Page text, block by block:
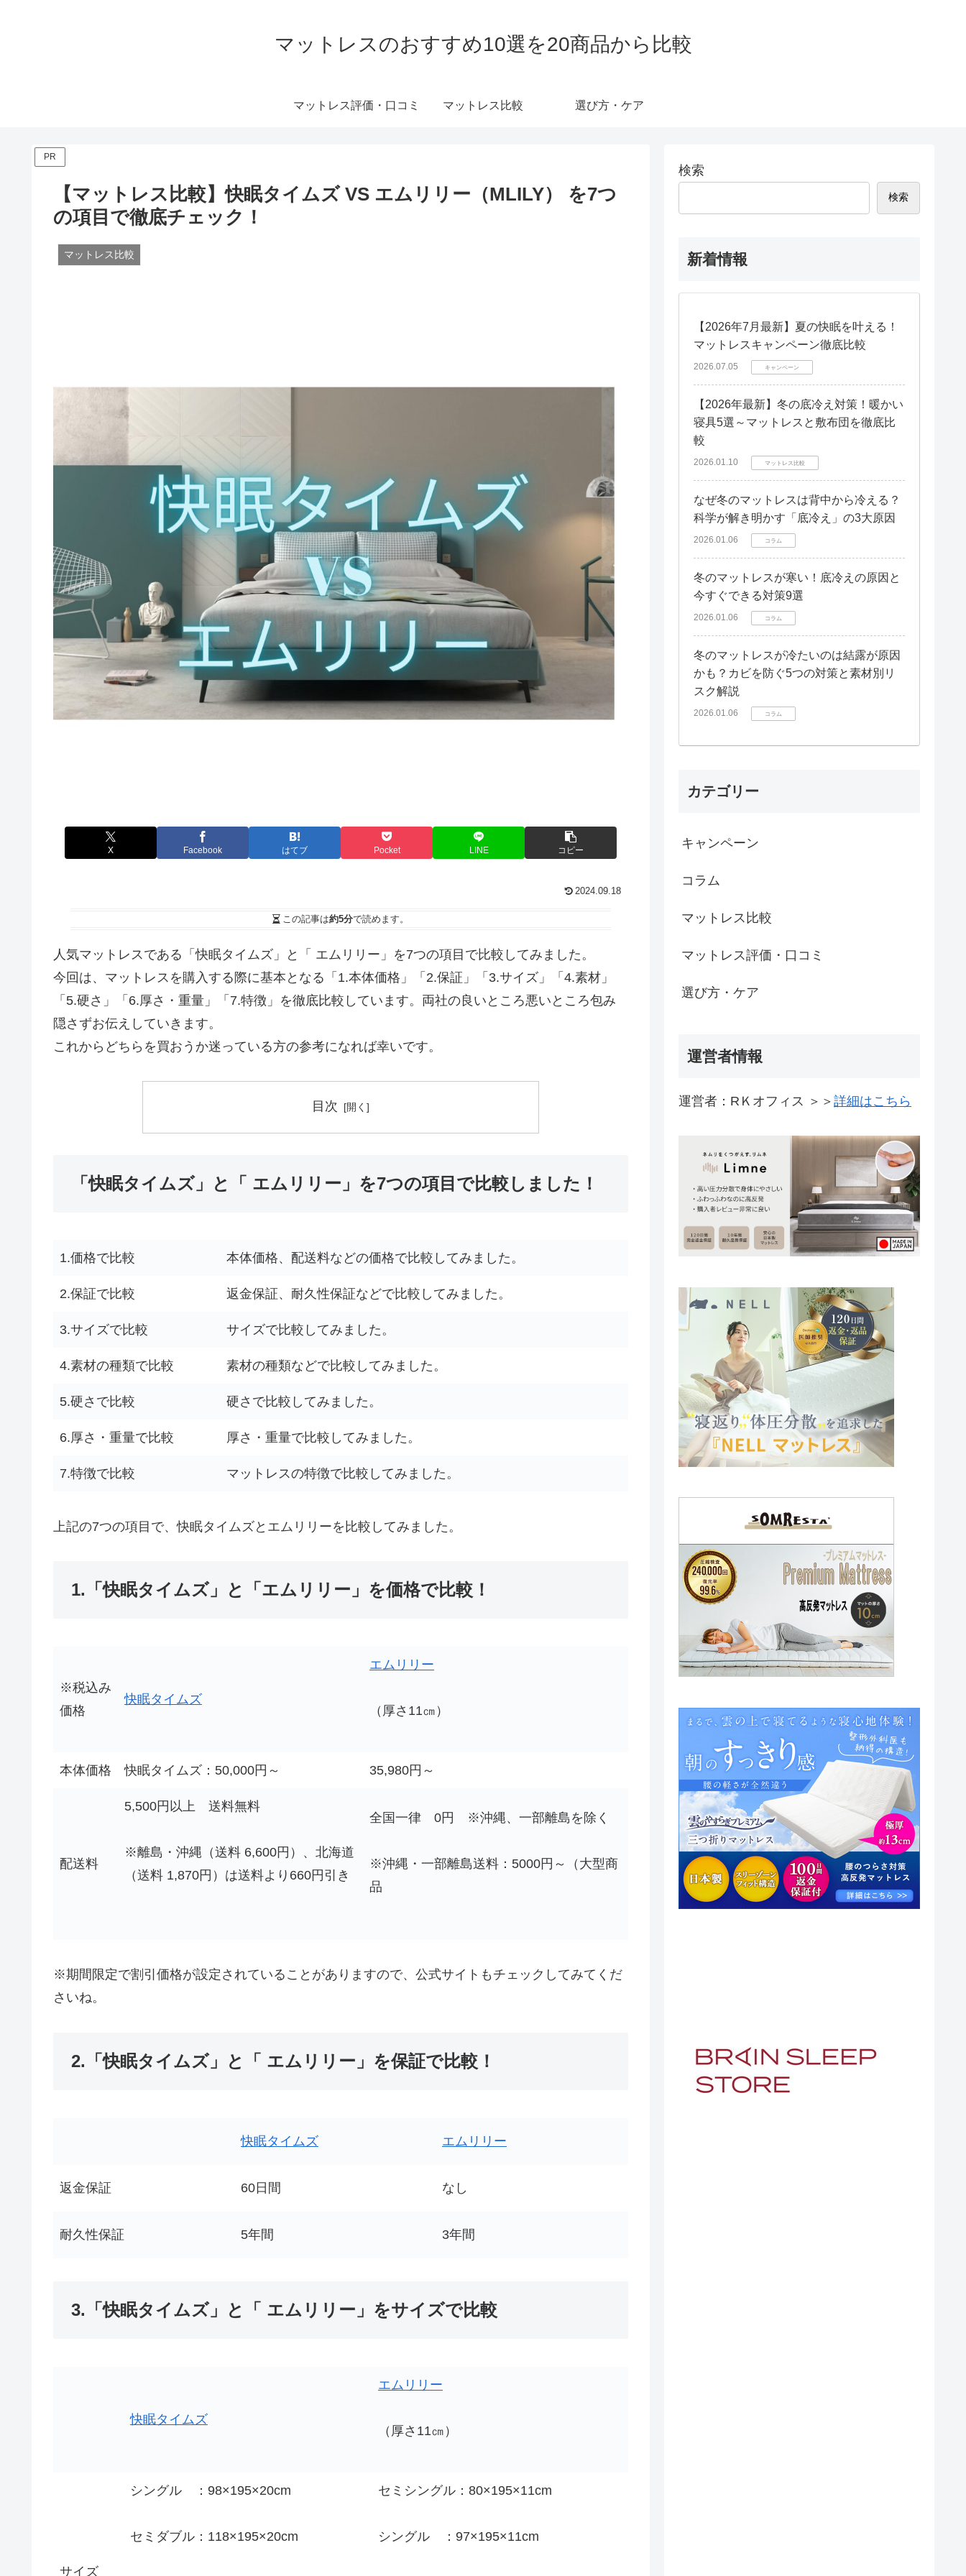
マットレスのおすすめ10選を20商品から比較
マットレス評価・口コミ マットレス比較 選び方・ケア
PR
【マットレス比較】快眠タイムズ VS エムリリー（MLILY） を7つ
の項目で徹底チェック！
マットレス比較
X Facebook はてブ Pocket LINE コピー
2024.09.18
この記事は約5分で読めます。
人気マットレスである「快眠タイムズ」と「 エムリリー」を7つの項目で比較してみました。
今回は、マットレスを購入する際に基本となる「1.本体価格」「2.保証」「3.サイズ」「4.素材」
「5.硬さ」「6.厚さ・重量」「7.特徴」を徹底比較しています。両社の良いところ悪いところ包み
隠さずお伝えしていきます。
これからどちらを買おうか迷っている方の参考になれば幸いです。
目次
「快眠タイムズ」と「 エムリリー」を7つの項目で比較しました！
1.価格で比較 本体価格、配送料などの価格で比較してみました。
2.保証で比較 返金保証、耐久性保証などで比較してみました。
3.サイズで比較 サイズで比較してみました。
4.素材の種類で比較 素材の種類などで比較してみました。
5.硬さで比較 硬さで比較してみました。
6.厚さ・重量で比較 厚さ・重量で比較してみました。
7.特徴で比較 マットレスの特徴で比較してみました。
上記の7つの項目で、快眠タイムズとエムリリーを比較してみました。
1.「快眠タイムズ」と「エムリリー」を価格で比較！
※税込み
価格
快眠タイムズ
エムリリー
（厚さ11㎝）
本体価格 快眠タイムズ：50,000円～ 35,980円～
配送料
5,500円以上 送料無料
※離島・沖縄（送料 6,600円）、北海道
（送料 1,870円）は送料より660円引き
全国一律 0円 ※沖縄、一部離島を除く
※沖縄・一部離島送料：5000円～（大型商
品
※期間限定で割引価格が設定されていることがありますので、公式サイトもチェックしてみてくだ
さいね。
2.「快眠タイムズ」と「 エムリリー」を保証で比較！
快眠タイムズ エムリリー
返金保証 60日間 なし
耐久性保証 5年間 3年間
3.「快眠タイムズ」と「 エムリリー」をサイズで比較
快眠タイムズ
エムリリー
（厚さ11㎝）
サイズ
シングル ：98×195×20cm
セミダブル：118×195×20cm
セミシングル：80×195×11cm
シングル ：97×195×11cm
検索
検索
新着情報
【2026年7月最新】夏の快眠を叶える！
マットレスキャンペーン徹底比較
2026.07.05 キャンペーン
【2026年最新】冬の底冷え対策！暖かい
寝具5選～マットレスと敷布団を徹底比
較
2026.01.10 マットレス比較
なぜ冬のマットレスは背中から冷える？
科学が解き明かす「底冷え」の3大原因
2026.01.06 コラム
冬のマットレスが寒い！底冷えの原因と
今すぐできる対策9選
2026.01.06 コラム
冬のマットレスが冷たいのは結露が原因
かも？カビを防ぐ5つの対策と素材別リ
スク解説
2026.01.06 コラム
カテゴリー
キャンペーン
コラム
マットレス比較
マットレス評価・口コミ
選び方・ケア
運営者情報
運営者：RＫオフィス ＞＞ 詳細はこちら